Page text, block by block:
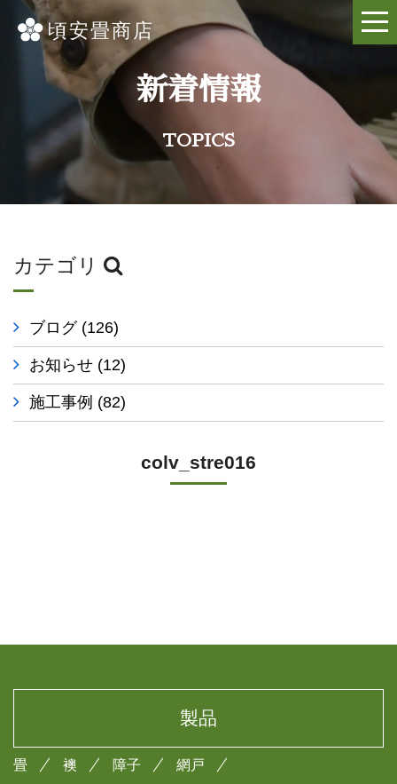
新着情報
TOPICS
カテゴリ
ブログ (126)
お知らせ (12)
施工事例 (82)
colv_stre016
製品
畳 襖 障子 網戸